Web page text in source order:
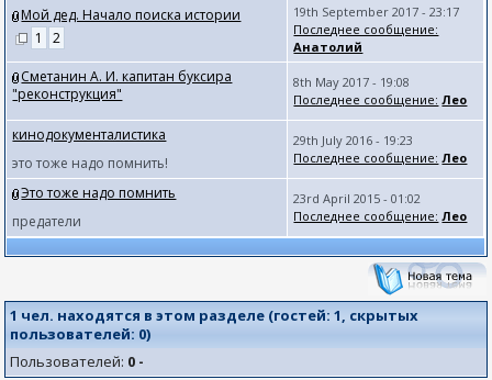
Мой дед. Начало поиска истории
1
2
19th September 2017 - 23:17
Последнее сообщение:
Анатолий
Сметанин А. И. капитан буксира
"реконструкция"
8th May 2017 - 19:08
Последнее сообщение: Лео
кинодокументалистика
это тоже надо помнить!
29th July 2016 - 19:23
Последнее сообщение: Лео
Это тоже надо помнить
предатели
23rd April 2015 - 01:02
Последнее сообщение: Лео
1 чел. находятся в этом разделе (гостей:1, скрытых
пользователей: 0)
Пользователей: 0 -